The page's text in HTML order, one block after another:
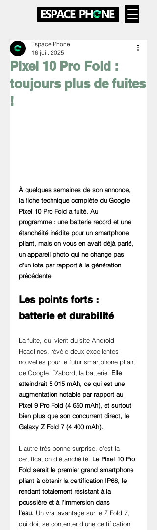
Pixel 10 Pro Fold :
toujours plus de fuites
!
Espace Phone
16 juil. 2025
À quelques semaines de son annonce,
la fiche technique complète du Google
Pixel 10 Pro Fold a fuité. Au
programme : une batterie record et une
étanchéité inédite pour un smartphone
pliant, mais on vous en avait déjà parlé,
un appareil photo qui ne change pas
d'un iota par rapport à la génération
précédente.
Les points forts :
batterie et durabilité
La fuite, qui vient du site Android
Headlines, révèle deux excellentes
nouvelles pour le futur smartphone pliant
de Google. D'abord, la batterie. Elle
atteindrait 5 015 mAh, ce qui est une
augmentation notable par rapport au
Pixel 9 Pro Fold (4 650 mAh), et surtout
bien plus que son concurrent direct, le
Galaxy Z Fold 7 (4 400 mAh).
L'autre très bonne surprise, c'est la
certification d'étanchéité. Le Pixel 10 Pro
Fold serait le premier grand smartphone
pliant à obtenir la certification IP68, le
rendant totalement résistant à la
poussière et à l'immersion dans
l'eau. Un vrai avantage sur le Z Fold 7,
qui doit se contenter d'une certification